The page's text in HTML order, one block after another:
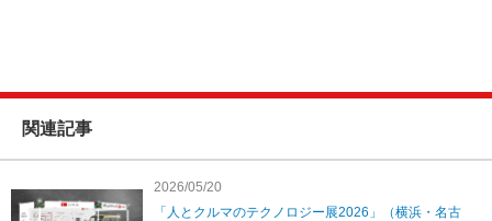
関連記事
2026/05/20
「人とクルマのテクノロジー展2026」（横浜・名古